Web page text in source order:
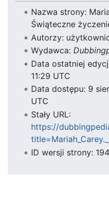
Nazwa strony:
Świąteczne
Autorzy:
Wydawca:
Data ostatniej
11:29 UTC
Data dostępu: 9
UTC
Stały URL:
https://
ID wersji strony: